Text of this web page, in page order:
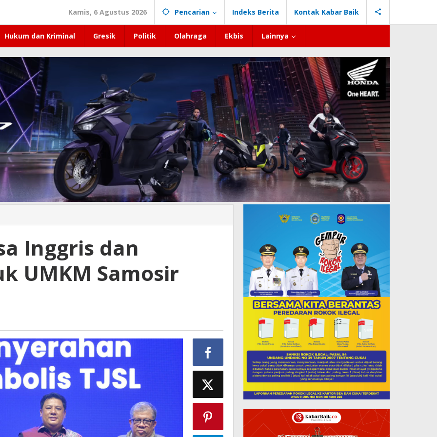
Kamis, 6 Agustus 2026 Pencarian Indeks Berita Kontak Kabar Baik
Hukum dan Kriminal Gresik Politik Olahraga Ekbis Lainnya
Inggris dan
UMKM Samosir